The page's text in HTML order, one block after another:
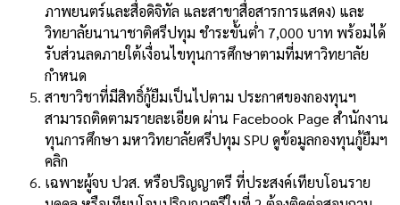
ภาพยนตร์และสื่อดิจิทัล และสาขาสื่อสารการแสดง) และ
วิทยาลัยนานาชาติศรีปทุม ชำระขั้นต่ำ 7,000 บาท พร้อมได้
รับส่วนลดภายใต้เงื่อนไขทุนการศึกษาตามที่มหาวิทยาลัย
กำหนด
สาขาวิชาที่มีสิทธิ์กู้ยืมเป็นไปตาม ประกาศของกองทุนฯ
สามารถติดตามรายละเอียด ผ่าน Facebook Page สำนักงาน
ทุนการศึกษา มหาวิทยาลัยศรีปทุม SPU ดูข้อมูลกองทุนกู้ยืมฯ
คลิก
เฉพาะผู้จบ ปวส. หรือปริญญาตรี ที่ประสงค์เทียบโอนราย